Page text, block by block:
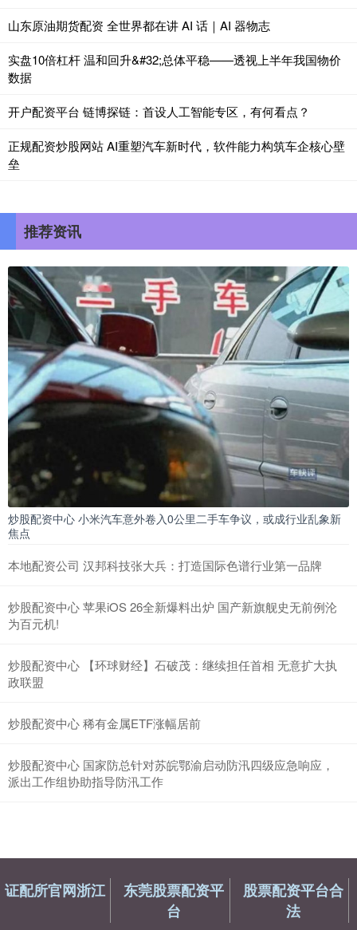
山东原油期货配资 全世界都在讲 AI 话｜AI 器物志
实盘10倍杠杆 温和回升&#32;总体平稳——透视上半年我国物价
数据
开户配资平台 链博探链：首设人工智能专区，有何看点？
正规配资炒股网站 AI重塑汽车新时代，软件能力构筑车企核心壁
垒
推荐资讯
炒股配资中心 小米汽车意外卷入0公里二手车争议，或成行业乱象新
焦点
本地配资公司 汉邦科技张大兵：打造国际色谱行业第一品牌
炒股配资中心 苹果iOS 26全新爆料出炉 国产新旗舰史无前例沦
为百元机!
炒股配资中心 【环球财经】石破茂：继续担任首相 无意扩大执
政联盟
炒股配资中心 稀有金属ETF涨幅居前
炒股配资中心 国家防总针对苏皖鄂渝启动防汛四级应急响应，
派出工作组协助指导防汛工作
证配所官网浙江
东莞股票配资平
台
股票配资平台合
法